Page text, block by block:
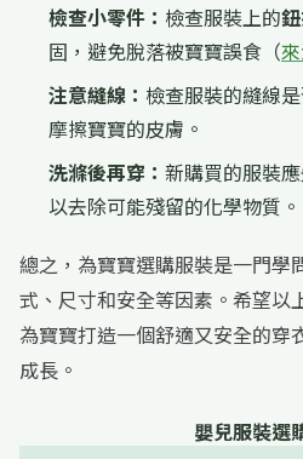
檢查小零件： 檢查服裝上的
固，避免脫落被寶寶誤食（
注意縫線： 檢查服裝的縫線
摩擦寶寶的皮膚。
洗滌後再穿： 新購買的服裝
以去除可能殘留的化學物質。
總之，為寶寶選購服裝是一門學
式、尺寸和安全等因素。希望以
為寶寶打造一個舒適又安全的穿
成長。
嬰兒服裝選